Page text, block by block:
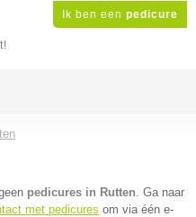
Ik ben een pedicure
pedicures in Rutten. Ga naar
met pedicures om via één e-